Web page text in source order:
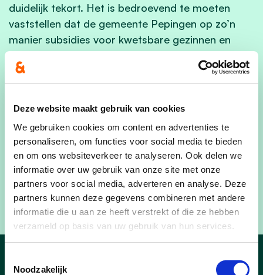
Deze website maakt gebruik van cookies
We gebruiken cookies om content en advertenties te
personaliseren, om functies voor social media te bieden
en om ons websiteverkeer te analyseren. Ook delen we
informatie over uw gebruik van onze site met onze
partners voor social media, adverteren en analyse. Deze
partners kunnen deze gegevens combineren met andere
informatie die u aan ze heeft verstrekt of die ze hebben
verzameld op basis van uw gebruik van hun services.
Noodzakelijk
duidelijk tekort. Het is bedroevend te moeten
vaststellen dat de gemeente Pepingen op zo’n
manier subsidies voor kwetsbare gezinnen en
alleenstaanden door de vingers liet glippen. Wij
roepen op om in de toekomst dergelijke dossiers
correct en transparant op te volgen. Zeker met
bijzondere aandacht als het gaat om het welzijn
getroffen zijn geweest. Voor Pepingen zou het om
meer dan 200 huishoudens gaan want volgens
statistieken waren 1 op 8 gezinnen financieel
kwetsbaar tijdens de coronaperiode”, besluit cd&v
Pepingen raadslid Peter Van Cutsem.